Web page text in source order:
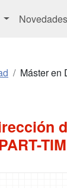
Novedades
Máster en